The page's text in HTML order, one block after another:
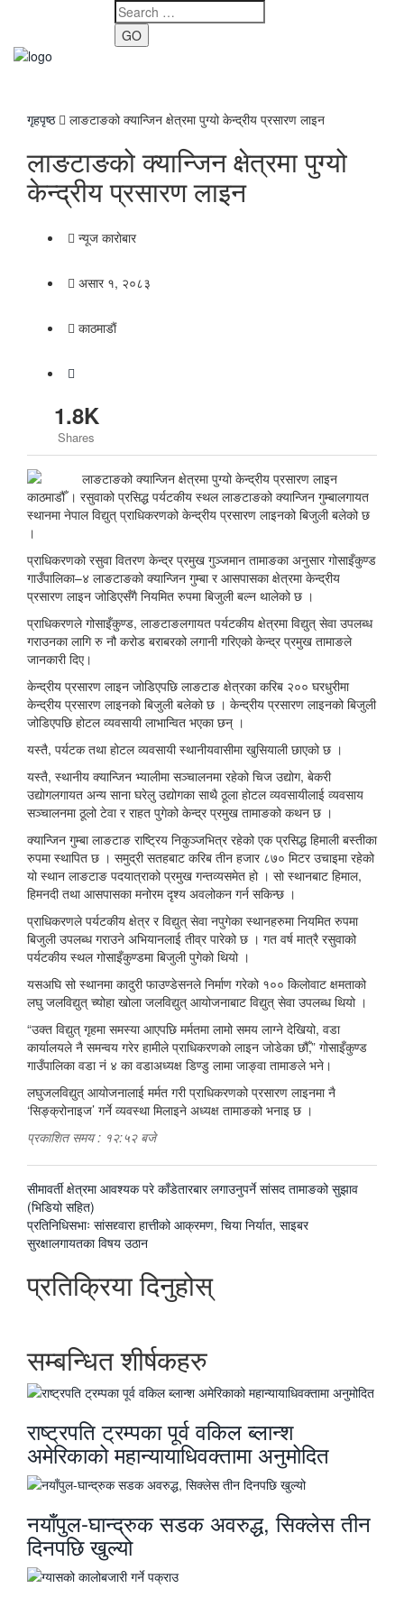
GO
गृहपृष्ठ लाङटाङको क्यान्जिन क्षेत्रमा पुग्यो केन्द्रीय प्रसारण लाइन
लाङटाङको क्यान्जिन क्षेत्रमा पुग्यो
केन्द्रीय प्रसारण लाइन
न्यूज काराेबार
असार १, २०८३
काठमाडाैं
1.8K
Shares
काठमाडौँ । रसुवाको प्रसिद्ध पर्यटकीय स्थल लाङटाङको क्यान्जिन गुम्बालगायत
स्थानमा नेपाल विद्युत् प्राधिकरणको केन्द्रीय प्रसारण लाइनको बिजुली बलेको छ
।
प्राधिकरणको रसुवा वितरण केन्द्र प्रमुख गुञ्जमान तामाङका अनुसार गोसाइँकुण्ड
गाउँपालिका–४ लाङटाङको क्यान्जिन गुम्बा र आसपासका क्षेत्रमा केन्द्रीय
प्रसारण लाइन जोडिएसँगै नियमित रुपमा बिजुली बल्न थालेको छ ।
प्राधिकरणले गोसाइँकुण्ड, लाङटाङलगायत पर्यटकीय क्षेत्रमा विद्युत् सेवा उपलब्ध
गराउनका लागि रु नौ करोड बराबरको लगानी गरिएको केन्द्र प्रमुख तामाङले
जानकारी दिए।
केन्द्रीय प्रसारण लाइन जोडिएपछि लाङटाङ क्षेत्रका करिब २०० घरधुरीमा
केन्द्रीय प्रसारण लाइनको बिजुली बलेको छ । केन्द्रीय प्रसारण लाइनको बिजुली
जोडिएपछि होटल व्यवसायी लाभान्वित भएका छन् ।
यस्तै, पर्यटक तथा होटल व्यवसायी स्थानीयवासीमा खुसियाली छाएको छ ।
यस्तै, स्थानीय क्यान्जिन भ्यालीमा सञ्चालनमा रहेको चिज उद्योग, बेकरी
उद्योगलगायत अन्य साना घरेलु उद्योगका साथै ठूला होटल व्यवसायीलाई व्यवसाय
सञ्चालनमा ठूलो टेवा र राहत पुगेको केन्द्र प्रमुख तामाङको कथन छ ।
क्यान्जिन गुम्बा लाङटाङ राष्ट्रिय निकुञ्जभित्र रहेको एक प्रसिद्ध हिमाली बस्तीका
रुपमा स्थापित छ । समुद्री सतहबाट करिब तीन हजार ८७० मिटर उचाइमा रहेको
यो स्थान लाङटाङ पदयात्राको प्रमुख गन्तव्यसमेत हो । सो स्थानबाट हिमाल,
हिमनदी तथा आसपासका मनोरम दृश्य अवलोकन गर्न सकिन्छ ।
प्राधिकरणले पर्यटकीय क्षेत्र र विद्युत् सेवा नपुगेका स्थानहरुमा नियमित रुपमा
बिजुली उपलब्ध गराउने अभियानलाई तीव्र पारेको छ । गत वर्ष मात्रै रसुवाको
पर्यटकीय स्थल गोसाइँकुण्डमा बिजुली पुगेको थियो ।
यसअघि सो स्थानमा कादुरी फाउण्डेसनले निर्माण गरेको १०० किलोवाट क्षमताको
लघु जलविद्युत् च्योहा खोला जलविद्युत् आयोजनाबाट विद्युत् सेवा उपलब्ध थियो ।
“उक्त विद्युत् गृहमा समस्या आएपछि मर्मतमा लामो समय लाग्ने देखियो, वडा
कार्यालयले नै समन्वय गरेर हामीले प्राधिकरणको लाइन जोडेका छौँ,” गोसाइँकुण्ड
गाउँपालिका वडा नं ४ का वडाअध्यक्ष डिण्डु लामा जाङ्वा तामाङले भने।
लघुजलविद्युत् आयोजनालाई मर्मत गरी प्राधिकरणको प्रसारण लाइनमा नै
‘सिङ्क्रोनाइज’ गर्ने व्यवस्था मिलाइने अध्यक्ष तामाङको भनाइ छ ।
प्रकाशित समय : १२:५२ बजे
पछिल्लाे
-
सीमावर्ती क्षेत्रमा आवश्यक परे काँडेतारबार लगाउनुपर्ने सांसद तामाङको सुझाव
(भिडियो सहित)
अघिल्लाे
-
प्रतिनिधिसभाः सांसद्द्वारा हात्तीको आक्रमण, चिया निर्यात, साइबर
सुरक्षालगायतका विषय उठान
प्रतिक्रिया दिनुहोस्
सम्बन्धित शीर्षकहरु
राष्ट्रपति ट्रम्पका पूर्व वकिल ब्लान्श
अमेरिकाको महान्यायाधिवक्तामा अनुमोदित
नयाँपुल-घान्द्रुक सडक अवरुद्ध, सिक्लेस तीन
दिनपछि खुल्यो